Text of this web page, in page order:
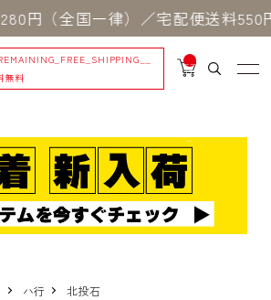
国一律）／宅配便送料550円 ※
無料
__
IT
_
ハ行
北投石